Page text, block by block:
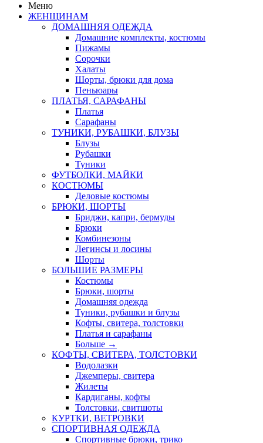
Меню
ЖЕНЩИНАМ
ДОМАШНЯЯ ОДЕЖДА
Домашние комплекты, костюмы
Пижамы
Сорочки
Халаты
Шорты, брюки для дома
Пеньюары
ПЛАТЬЯ, САРАФАНЫ
Платья
Сарафаны
ТУНИКИ, РУБАШКИ, БЛУЗЫ
Блузы
Рубашки
Туники
ФУТБОЛКИ, МАЙКИ
КОСТЮМЫ
Деловые костюмы
БРЮКИ, ШОРТЫ
Бриджи, капри, бермуды
Брюки
Комбинезоны
Легинсы и лосины
Шорты
БОЛЬШИЕ РАЗМЕРЫ
Костюмы
Брюки, шорты
Домашняя одежда
Туники, рубашки и блузы
Кофты, свитера, толстовки
Платья и сарафаны
Больше →
КОФТЫ, СВИТЕРА, ТОЛСТОВКИ
Водолазки
Джемперы, свитера
Жилеты
Кардиганы, кофты
Толстовки, свитшоты
КУРТКИ, ВЕТРОВКИ
СПОРТИВНАЯ ОДЕЖДА
Спортивные брюки, трико